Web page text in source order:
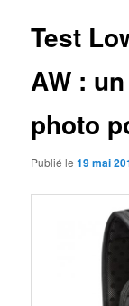
Test
AW :
photo
Publié le19 mai